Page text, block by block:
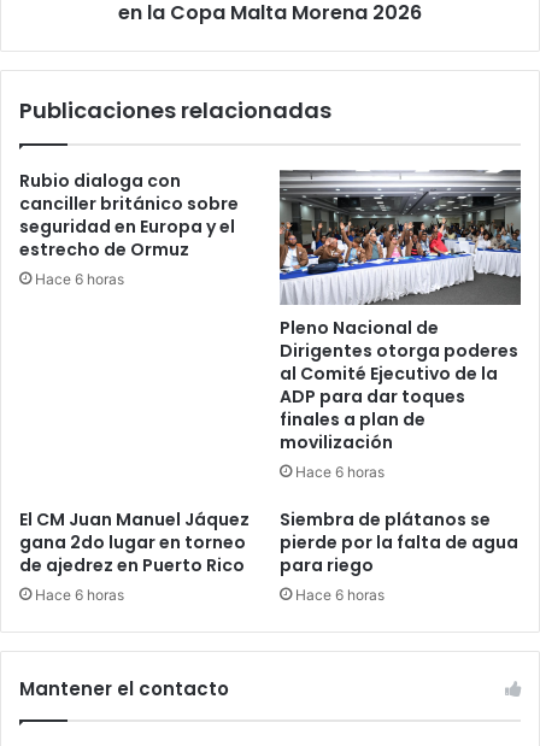
en la Copa Malta Morena 2026
Publicaciones relacionadas
Rubio dialoga con
canciller británico sobre
seguridad en Europa y el
estrecho de Ormuz
Hace 6 horas
Pleno Nacional de
Dirigentes otorga poderes
al Comité Ejecutivo de la
ADP para dar toques
finales a plan de
movilización
Hace 6 horas
El CM Juan Manuel Jáquez
gana 2do lugar en torneo
de ajedrez en Puerto Rico
Hace 6 horas
Siembra de plátanos se
pierde por la falta de agua
para riego
Hace 6 horas
Mantener el contacto